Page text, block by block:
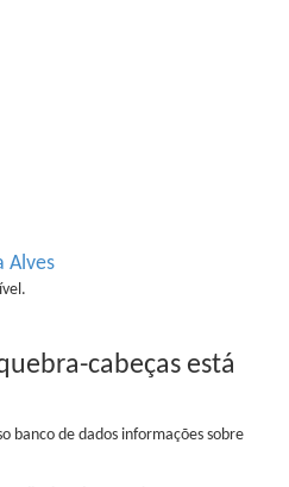
Alves
cabeças está
banco de dados informações sobre